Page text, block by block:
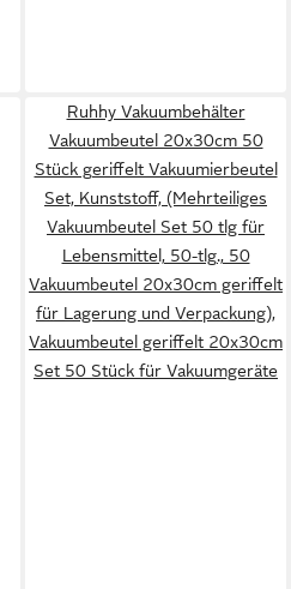
Ruhhy Vakuumbehälter
Vakuumbeutel 20x30cm 50
Stück geriffelt Vakuumierbeutel
Set, Kunststoff, (Mehrteiliges
Vakuumbeutel Set 50 tlg für
Lebensmittel, 50-tlg., 50
Vakuumbeutel 20x30cm geriffelt
für Lagerung und Verpackung),
Vakuumbeutel geriffelt 20x30cm
Set 50 Stück für Vakuumgeräte